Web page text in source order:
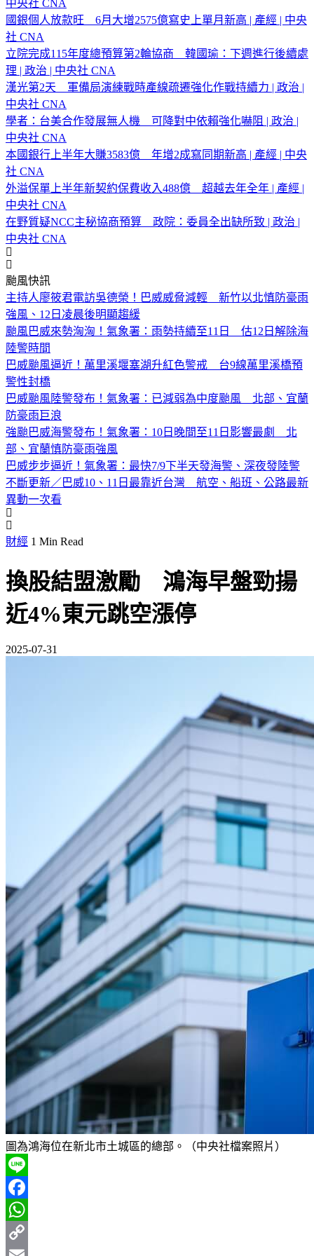
中央社 CNA
國銀個人放款旺 6月大增2575億寫史上單月新高 | 產經 | 中央
社 CNA
立院完成115年度總預算第2輪協商 韓國瑜：下週進行後續處
理 | 政治 | 中央社 CNA
漢光第2天 軍備局演練戰時產線疏遷強化作戰持續力 | 政治 |
中央社 CNA
學者：台美合作發展無人機 可降對中依賴強化嚇阻 | 政治 |
中央社 CNA
本國銀行上半年大賺3583億 年增2成寫同期新高 | 產經 | 中央
社 CNA
外溢保單上半年新契約保費收入488億 超越去年全年 | 產經 |
中央社 CNA
在野質疑NCC主秘協商預算 政院：委員全出缺所致 | 政治 |
中央社 CNA
颱風快訊
主持人廖筱君電訪吳德榮！巴威威脅減輕 新竹以北慎防豪雨
強風、12日凌晨後明顯趨緩
颱風巴威來勢洶洶！氣象署：雨勢持續至11日 估12日解除海
陸警時間
巴威颱風逼近！萬里溪堰塞湖升紅色警戒 台9線萬里溪橋預
警性封橋
巴威颱風陸警發布！氣象署：已減弱為中度颱風 北部、宜蘭
防豪雨巨浪
強颱巴威海警發布！氣象署：10日晚間至11日影響最劇 北
部、宜蘭慎防豪雨強風
巴威步步逼近！氣象署：最快7/9下半天發海警、深夜發陸警
不斷更新／巴威10、11日最靠近台灣 航空、船班、公路最新
異動一次看
財經 1 Min Read
換股結盟激勵 鴻海早盤勁揚
近4%東元跳空漲停
2025-07-31
圖為鴻海位在新北市土城區的總部。（中央社檔案照片）
Line
Facebook
WhatsApp